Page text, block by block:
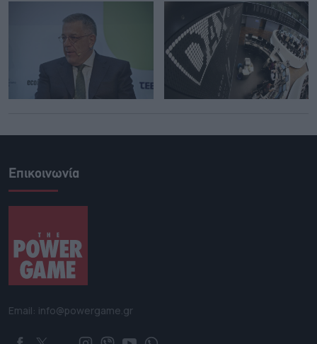
Επικοινωνία
Email: info@powergame.gr